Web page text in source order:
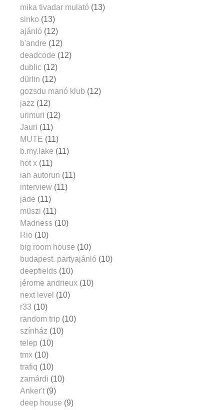
mika tivadar mulató (13)
sinko (13)
ajánló (12)
b'andre (12)
deadcode (12)
dublic (12)
dürlin (12)
gozsdu manó klub (12)
jazz (12)
urimuri (12)
Jauri (11)
MUTE (11)
b.my.lake (11)
hot x (11)
ian autorun (11)
interview (11)
jade (11)
müszi (11)
Madness (10)
Rio (10)
big room house (10)
budapest. partyajánló (10)
deepfields (10)
jérome andrieux (10)
next level (10)
r33 (10)
random trip (10)
színház (10)
telep (10)
tmx (10)
trafiq (10)
zamárdi (10)
Anker't (9)
deep house (9)